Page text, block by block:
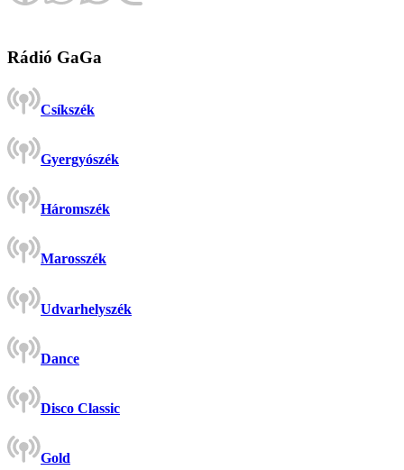
Rádió GaGa
Csíkszék
Gyergyószék
Háromszék
Marosszék
Udvarhelyszék
Dance
Disco Classic
Gold